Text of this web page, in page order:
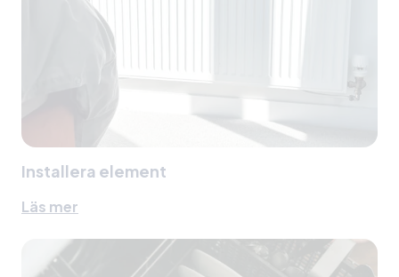
Installera element
Läs mer